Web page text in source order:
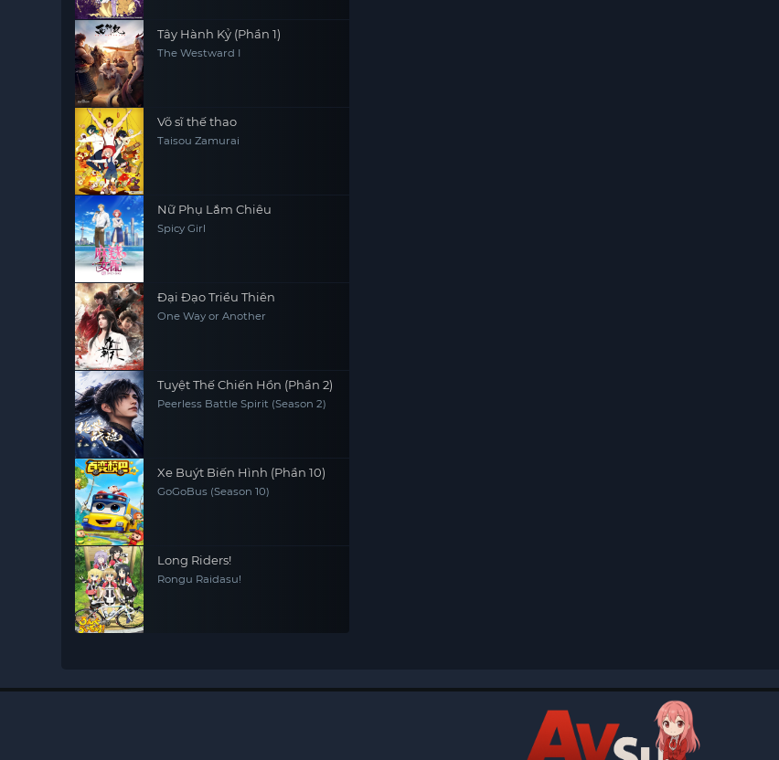
Tây Hành Kỷ (Phần 1)
The Westward I
Võ sĩ thế thao
Taisou Zamurai
Nữ Phụ Lắm Chiêu
Spicy Girl
Đại Đạo Triều Thiên
One Way or Another
Tuyệt Thế Chiến Hồn (Phần 2)
Peerless Battle Spirit (Season 2)
Xe Buýt Biến Hình (Phần 10)
GoGoBus (Season 10)
Long Riders!
Rongu Raidasu!